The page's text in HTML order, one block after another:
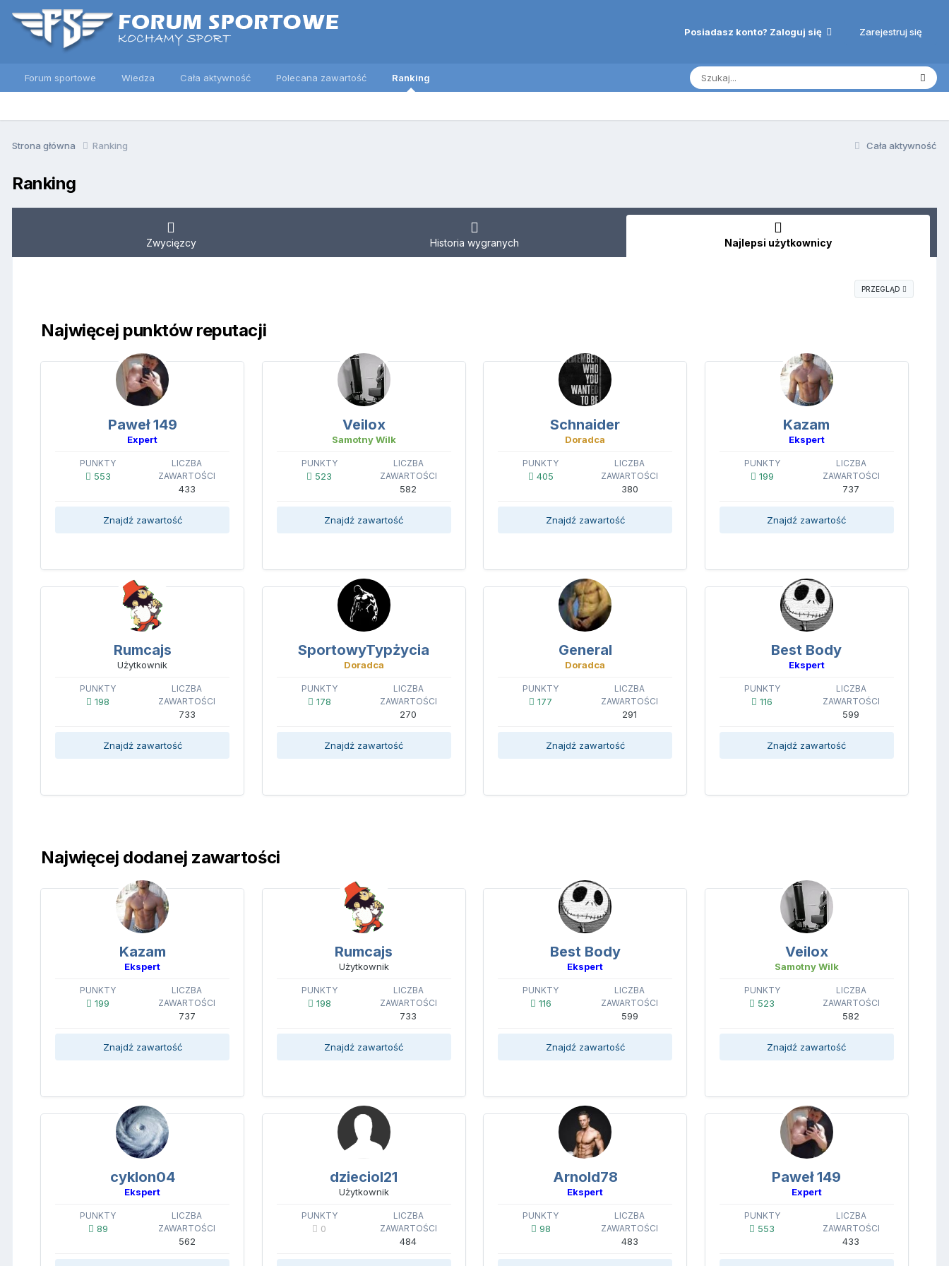
Posiadasz konto? Zaloguj się Zarejestruj się
Forum sportowe Wiedza Cała aktywność Polecana zawartość Ranking
Cała aktywność
Strona główna Ranking
Ranking
Zwycięzcy Historia wygranych Najlepsi użytkownicy
PRZEGLĄD
Najwięcej punktów reputacji
Paweł 149
Expert
PUNKTY
553
LICZBA
ZAWARTOŚCI
433
Znajdź zawartość
Veilox
Samotny Wilk
PUNKTY
523
LICZBA
ZAWARTOŚCI
582
Znajdź zawartość
Schnaider
Doradca
PUNKTY
405
LICZBA
ZAWARTOŚCI
380
Znajdź zawartość
Kazam
Ekspert
PUNKTY
199
LICZBA
ZAWARTOŚCI
737
Znajdź zawartość
Rumcajs
Użytkownik
PUNKTY
198
LICZBA
ZAWARTOŚCI
733
Znajdź zawartość
SportowyTypżycia
Doradca
PUNKTY
178
LICZBA
ZAWARTOŚCI
270
Znajdź zawartość
General
Doradca
PUNKTY
177
LICZBA
ZAWARTOŚCI
291
Znajdź zawartość
Best Body
Ekspert
PUNKTY
116
LICZBA
ZAWARTOŚCI
599
Znajdź zawartość
Najwięcej dodanej zawartości
Kazam
Ekspert
PUNKTY
199
LICZBA
ZAWARTOŚCI
737
Znajdź zawartość
Rumcajs
Użytkownik
PUNKTY
198
LICZBA
ZAWARTOŚCI
733
Znajdź zawartość
Best Body
Ekspert
PUNKTY
116
LICZBA
ZAWARTOŚCI
599
Znajdź zawartość
Veilox
Samotny Wilk
PUNKTY
523
LICZBA
ZAWARTOŚCI
582
Znajdź zawartość
cyklon04
Ekspert
PUNKTY
89
LICZBA
ZAWARTOŚCI
562
dzieciol21
Użytkownik
PUNKTY
0
LICZBA
ZAWARTOŚCI
484
Arnold78
Ekspert
PUNKTY
98
LICZBA
ZAWARTOŚCI
483
Paweł 149
Expert
PUNKTY
553
LICZBA
ZAWARTOŚCI
433